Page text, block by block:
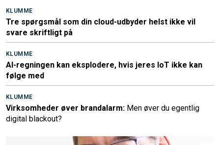
KLUMME
Tre spørgsmål som din cloud-udbyder helst ikke vil
svare skriftligt på
KLUMME
AI-regningen kan eksplodere, hvis jeres IoT ikke kan
følge med
KLUMME
Virksomheder øver brandalarm: Men øver du egentlig
digital blackout?